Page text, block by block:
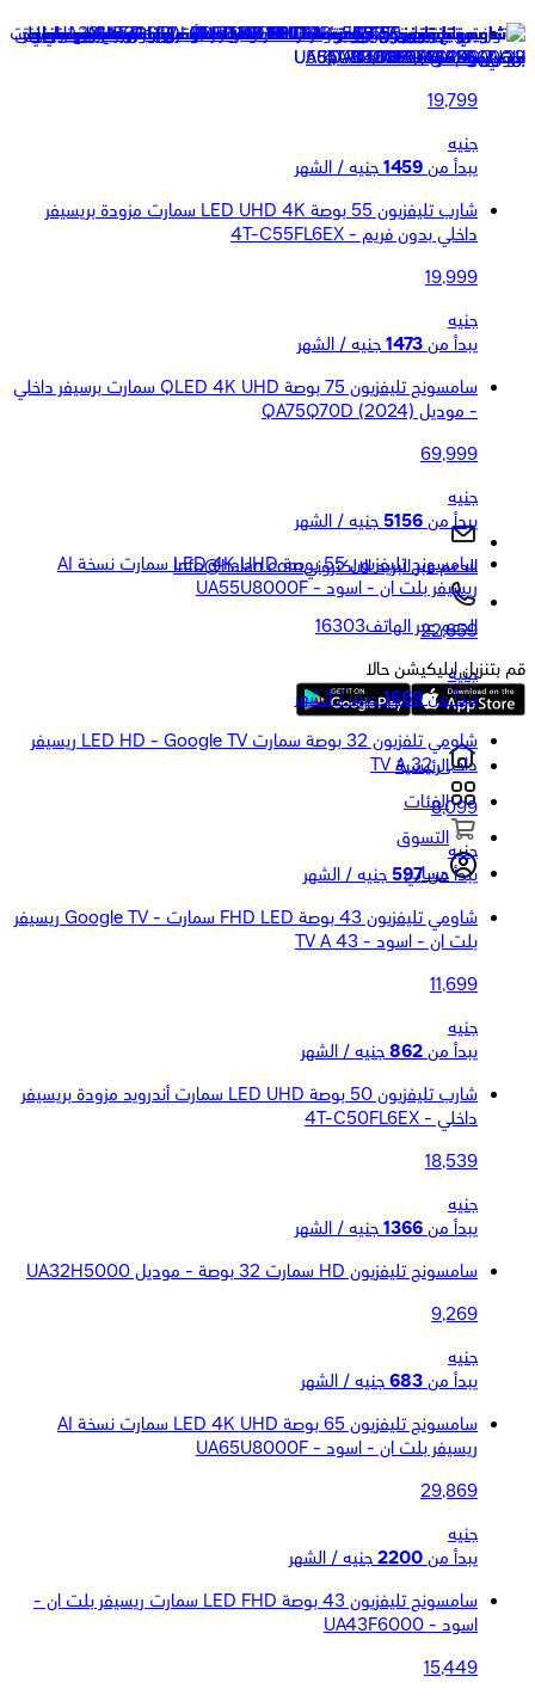
تورنيدو تليفزيون 55 بوصة 4K سمارت QLED بدون اطار مع ريسيفر
بلت ان - 55QA3400G
19,799
جنيه
يبدأ من 1459 جنيه / الشهر
شارب تليفزيون 55 بوصة LED UHD 4K سمارت مزودة بريسيفر
داخلي بدون فريم - 4T-C55FL6EX
19,999
جنيه
يبدأ من 1473 جنيه / الشهر
سامسونج تليفزيون 75 بوصة QLED 4K UHD سمارت برسيفر داخلي
- موديل QA75Q70D (2024)
69,999
جنيه
يبدأ من 5156 جنيه / الشهر
سامسونج تليفزيون 55 بوصة LED 4K UHD سمارت نسخة AI
ريسيفر بلت ان - اسود - UA55U8000F
22,659
جنيه
يبدأ من 1669 جنيه / الشهر
شاومي تلفزيون 32 بوصة سمارت LED HD - Google TV ريسيفر
داخلى TV A 32
8,099
جنيه
يبدأ من 597 جنيه / الشهر
شاومي تليفزيون 43 بوصة FHD LED سمارت - Google TV ريسيفر
بلت ان - اسود - TV A 43
11,699
جنيه
يبدأ من 862 جنيه / الشهر
شارب تليفزيون 50 بوصة LED UHD سمارت أندرويد مزودة بريسيفر
داخلي - 4T-C50FL6EX
18,539
جنيه
يبدأ من 1366 جنيه / الشهر
سامسونج تليفزيون HD سمارت 32 بوصة - موديل UA32H5000
9,269
جنيه
يبدأ من 683 جنيه / الشهر
سامسونج تليفزيون 65 بوصة LED 4K UHD سمارت نسخة AI
ريسيفر بلت ان - اسود - UA65U8000F
29,869
جنيه
يبدأ من 2200 جنيه / الشهر
سامسونج تليفزيون 43 بوصة LED FHD سمارت ريسيفر بلت ان -
اسود - UA43F6000
15,449
الدعم عبر البريد الالكترونيInfo@halan.com
الدعم عبر الهاتف16303
قم بتنزيل ابليكيشن حالا
الرئيسية
الفئات
التسوق
حسابي